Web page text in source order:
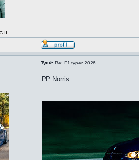
II
Tytuł: Re: F1 typer 2026
PP Norris